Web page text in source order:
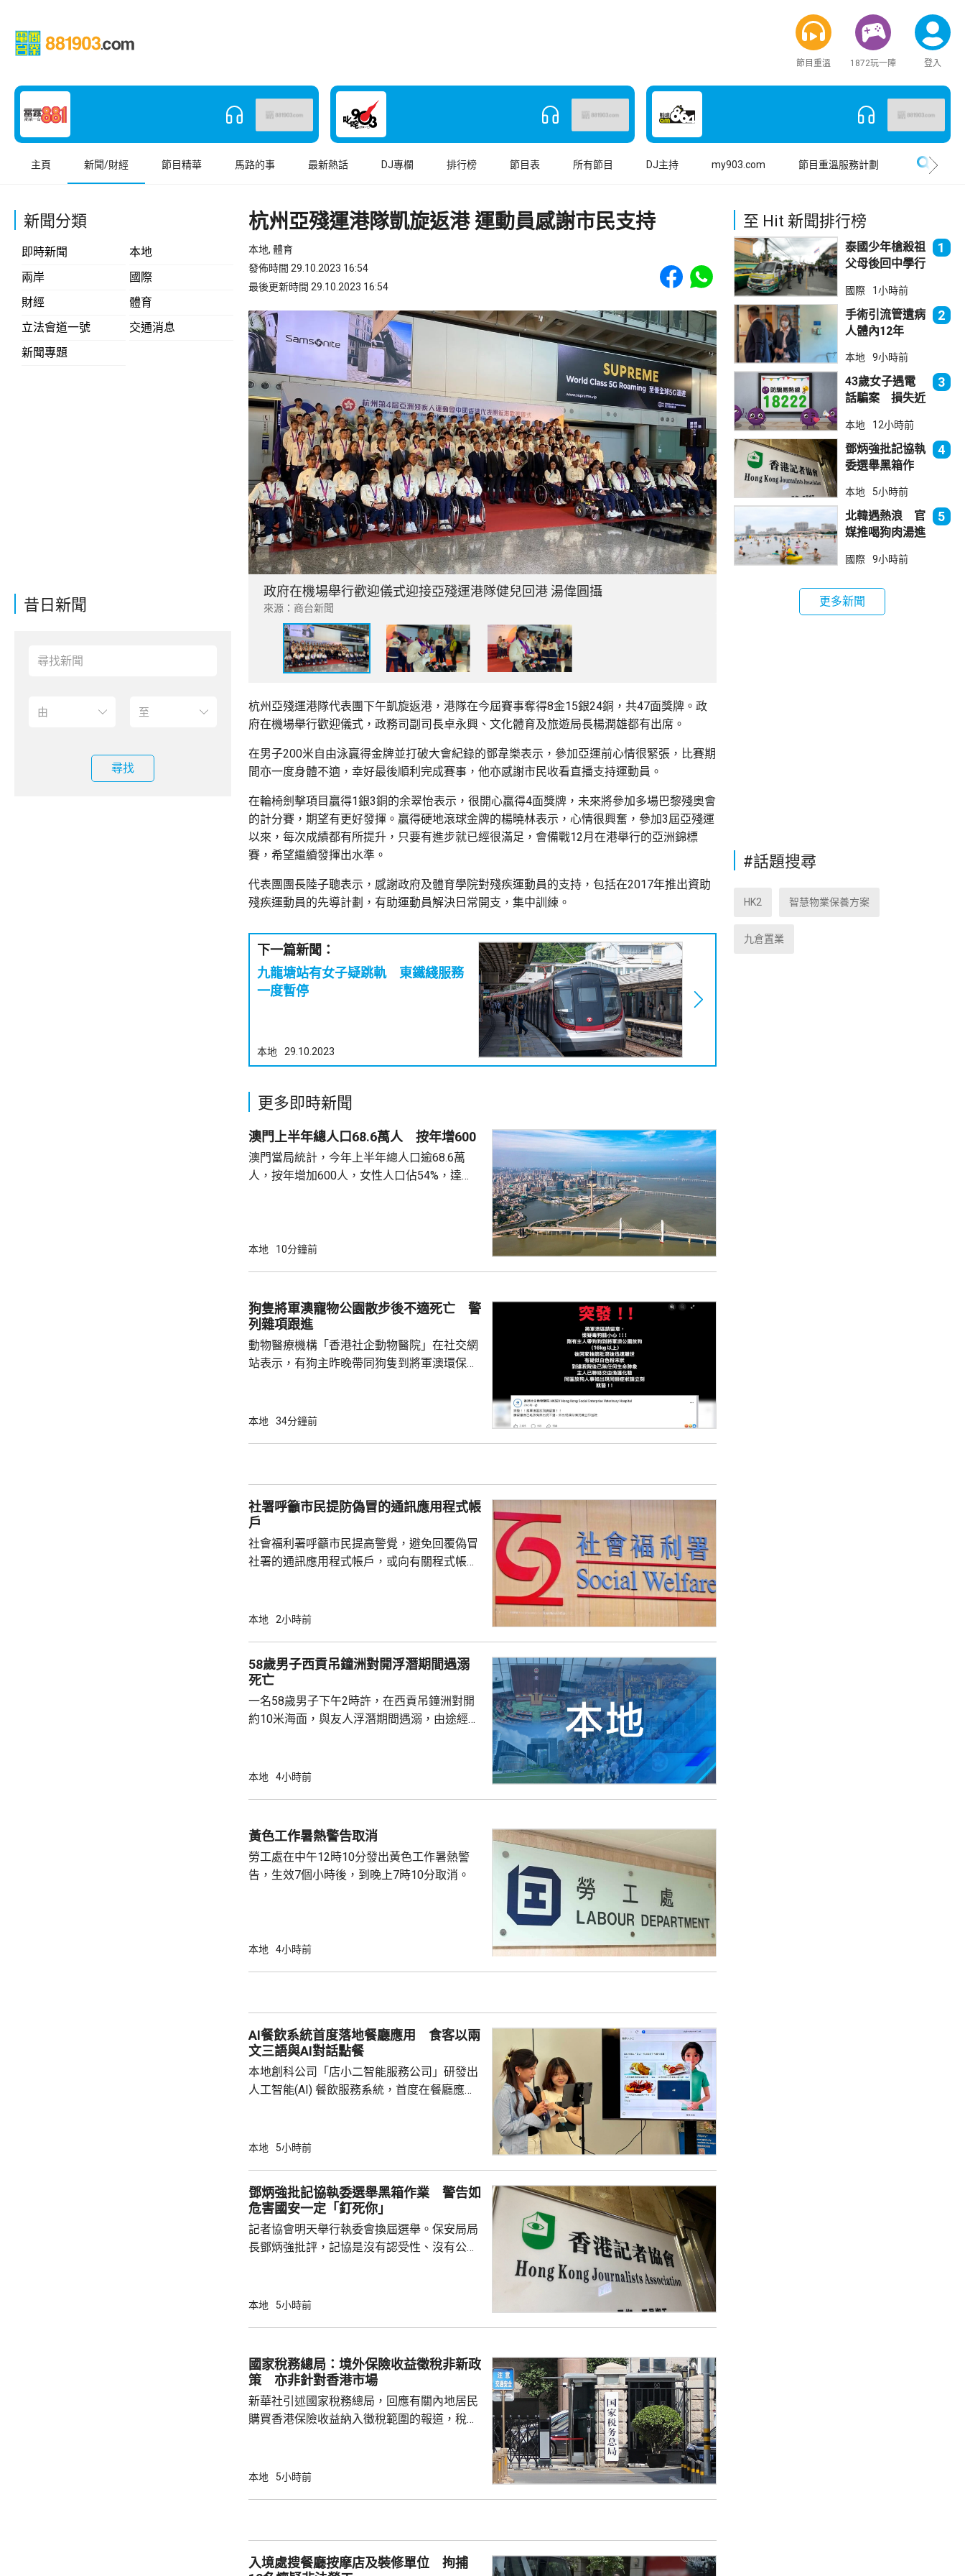
節目重溫 1872玩一陣 登入
主頁 新聞/財經 節目精華 馬路的事 最新熱話 DJ專欄 排行榜 節目表 所有節目 DJ主持 my903.com 節目重溫服務計劃
新聞分類
即時新聞
本地
兩岸
國際
財經
體育
立法會道一號
交通消息
新聞專題
昔日新聞
尋找
杭州亞殘運港隊凱旋返港 運動員感謝市民支持
本地, 體育
發佈時間 29.10.2023 16:54
最後更新時間 29.10.2023 16:54
Share to Facebook
Share to WhatsApp
政府在機場舉行歡迎儀式迎接亞殘運港隊健兒回港 湯偉圓攝
來源：商台新聞
杭州亞殘運港隊代表團下午凱旋返港，港隊在今屆賽事奪得8金15銀24銅，共47面獎牌。政
府在機場舉行歡迎儀式，政務司副司長卓永興、文化體育及旅遊局長楊潤雄都有出席。
在男子200米自由泳贏得金牌並打破大會紀錄的鄧韋樂表示，參加亞運前心情很緊張，比賽期
間亦一度身體不適，幸好最後順利完成賽事，他亦感謝市民收看直播支持運動員。
在輪椅劍擊項目贏得1銀3銅的余翠怡表示，很開心贏得4面獎牌，未來將參加多場巴黎殘奧會
的計分賽，期望有更好發揮。贏得硬地滾球金牌的楊曉林表示，心情很興奮，參加3屆亞殘運
以來，每次成績都有所提升，只要有進步就已經很滿足，會備戰12月在港舉行的亞洲錦標
賽，希望繼續發揮出水準。
代表團團長陸子聰表示，感謝政府及體育學院對殘疾運動員的支持，包括在2017年推出資助
殘疾運動員的先導計劃，有助運動員解決日常開支，集中訓練。
下一篇新聞：
九龍塘站有女子疑跳軌 東鐵綫服務
一度暫停
本地 29.10.2023
更多即時新聞
澳門上半年總人口68.6萬人 按年增600
澳門當局統計，今年上半年總人口逾68.6萬
人，按年增加600人，女性人口佔54%，達
方面，上半年從內地持單程證的新來澳人士有
本地 10分鐘前
狗隻將軍澳寵物公園散步後不適死亡 警
列雜項跟進
動物醫療機構「香港社企動物醫院」在社交網
站表示，有狗主昨晚帶同狗隻到將軍澳環保大
亡，狗主事後聯絡交由漁護署化驗。 警方表
本地 34分鐘前
社署呼籲市民提防偽冒的通訊應用程式帳
戶
社會福利署呼籲市民提高警覺，避免回覆偽冒
社署的通訊應用程式帳戶，或向有關程式帳戶
內的不明連結，以盗取市民的個人資料。社署
本地 2小時前
58歲男子西貢吊鐘洲對開浮潛期間遇溺
死亡
一名58歲男子下午2時許，在西貢吊鐘洲對開
約10米海面，與友人浮潛期間遇溺，由途經船
確定。
本地 4小時前
黃色工作暑熱警告取消
勞工處在中午12時10分發出黃色工作暑熱警
告，生效7個小時後，到晚上7時10分取消。
本地 4小時前
AI餐飲系統首度落地餐廳應用 食客以兩
文三語與AI對話點餐
本地創科公司「店小二智能服務公司」研發出
人工智能(AI) 餐飲服務系統，首度在餐廳應
話或英文對話，食客根據AI指示點餐，亦可讓
地旅客體驗後表示，以往點餐前會在網上搜尋
招牌菜式，較為耗時，而AI能因應需求快速推
薦適合的菜式；又指自己不...
本地 5小時前
鄧炳強批記協執委選舉黑箱作業 警告如
危害國安一定「釘死你」
記者協會明天舉行執委會換屆選舉。保安局局
長鄧炳強批評，記協是沒有認受性、沒有公信
有，難以稱得上做香港記者協會；又指記協沒
智英案中立場偏頗，誤導公眾，宣稱黎智英因
為捍衛新聞自由而身陷囹圄。他又批評有團體
濫用職工會名義，從事與職工會無關的行...
本地 5小時前
國家稅務總局：境外保險收益徵稅非新政
策 亦非針對香港市場
新華社引述國家稅務總局，回應有關內地居民
購買香港保險收益納入徵稅範圍的報道，稅務
行納稅義務，境外保險收益也屬於應納稅所得
個人所得稅，是國際通行做法，亦是中國個人
所得稅法實施以來，一直堅持的基本原則...
本地 5小時前
入境處搜餐廳按摩店及裝修單位 拘捕
至 Hit 新聞排行榜
泰國少年槍殺祖
父母後回中學行
死23傷
1
國際 1小時前
手術引流管遺病
人體內12年
業失當除牌1個
月
2
本地 9小時前
43歲女子遇電
話騙案 損失近
3
本地 12小時前
鄧炳強批記協執
委選舉黑箱作
國安一定「釘死
你」
4
本地 5小時前
北韓遇熱浪 官
媒推喝狗肉湯進
5
國際 9小時前
更多新聞
#話題搜尋
HK2 智慧物業保養方案
九倉置業